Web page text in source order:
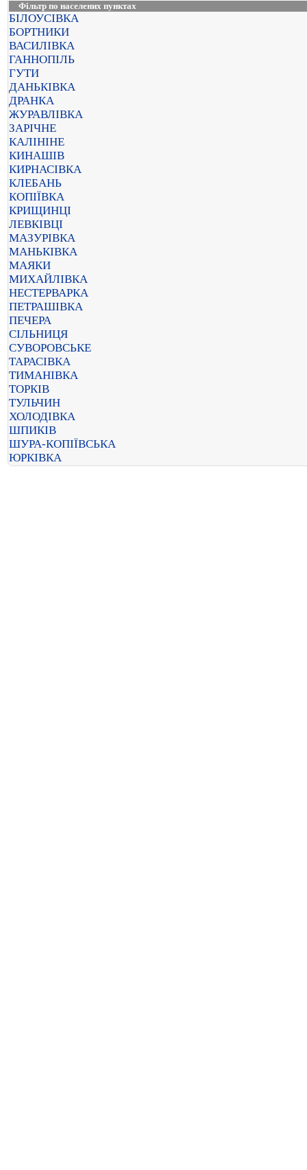
Фільтр по населених пунктах
БІЛОУСІВКА
БОРТНИКИ
ВАСИЛІВКА
ГАННОПІЛЬ
ГУТИ
ДАНЬКІВКА
ДРАНКА
ЖУРАВЛІВКА
ЗАРІЧНЕ
КАЛІНІНЕ
КИНАШІВ
КИРНАСІВКА
КЛЕБАНЬ
КОПІЇВКА
КРИЩИНЦІ
ЛЕВКІВЦІ
МАЗУРІВКА
МАНЬКІВКА
МАЯКИ
МИХАЙЛІВКА
НЕСТЕРВАРКА
ПЕТРАШІВКА
ПЕЧЕРА
СІЛЬНИЦЯ
СУВОРОВСЬКЕ
ТАРАСІВКА
ТИМАНІВКА
ТОРКІВ
ТУЛЬЧИН
ХОЛОДІВКА
ШПИКІВ
ШУРА-КОПІЇВСЬКА
ЮРКІВКА